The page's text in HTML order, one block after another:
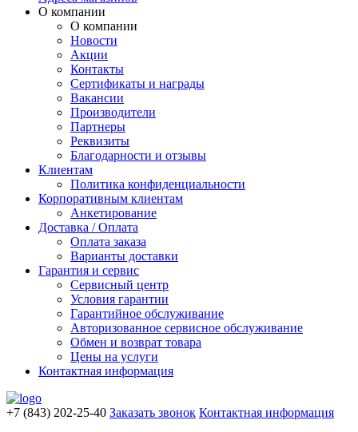
О компании
О компании
Новости
Акции
Контакты
Сертификаты и награды
Вакансии
Производители
Партнеры
Реквизиты
Благодарности и отзывы
Клиентам
Политика конфиденциальности
Корпоративным клиентам
Анкетирование
Доставка / Оплата
Оплата заказа
Варианты доставки
Гарантия и сервис
Сервисный центр
Условия гарантии
Гарантийное обслуживание
Авторизованное сервисное обслуживание
Обмен и возврат товара
Цены на услуги
Контактная информация
+7 (843) 202-25-40 Заказать звонок Контактная информация